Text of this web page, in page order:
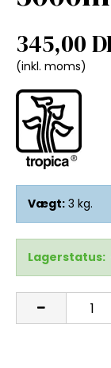
345,00
(inkl. moms)
Vægt: 3 kg.
Lagerstatus: